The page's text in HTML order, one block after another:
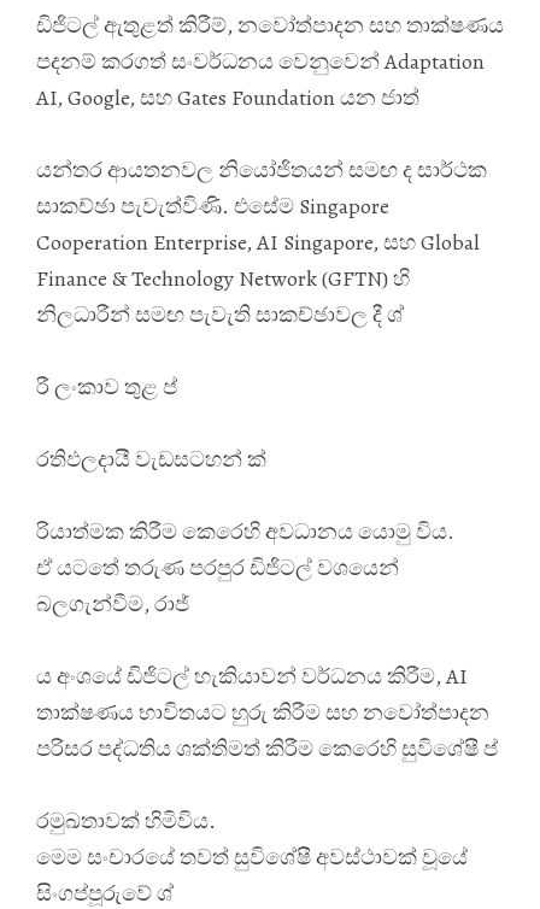
ඩිජිටල් ඇතුළත් කිරීම්, නවෝත්පාදන සහ තාක්ෂණය
පදනම් කරගත් සංවර්ධනය වෙනුවෙන් Adaptation
AI, Google, සහ Gates Foundation යන ජාත්
යන්තර ආයතනවල නියෝජිතයන් සමඟ ද සාර්ථක
සාකච්ඡා පැවැත්විණි. එසේම Singapore
Cooperation Enterprise, AI Singapore, සහ Global
Finance & Technology Network (GFTN) හි
නිලධාරීන් සමඟ පැවැති සාකච්ඡාවල දී ශ්
රී ලංකාව තුළ ප්
රතිඵලදායී වැඩසටහන් ක්
රියාත්මක කිරීම කෙරෙහි අවධානය යොමු විය.
ඒ යටතේ තරුණ පරපුර ඩිජිටල් වශයෙන්
බලගැන්වීම, රාජ්
ය අංශයේ ඩිජිටල් හැකියාවන් වර්ධනය කිරීම, AI
තාක්ෂණය භාවිතයට හුරු කිරීම සහ නවෝත්පාදන
පරිසර පද්ධතිය ශක්තිමත් කිරීම කෙරෙහි සුවිශේෂී ප්
රමුඛතාවක් හිමිවිය.
මෙම සංචාරයේ තවත් සුවිශේෂී අවස්ථාවක් වූයේ
සිංගප්පූරුවේ ශ්